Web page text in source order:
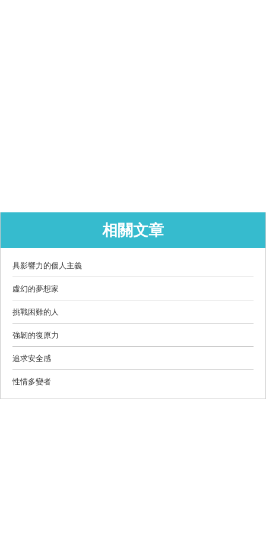
相關文章
具影響力的個人主義
虛幻的夢想家
挑戰困難的人
強韌的復原力
追求安全感
性情多變者